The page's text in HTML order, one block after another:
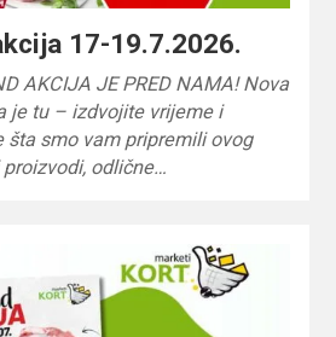
17-19.7.2026.
AKCIJA JE PRED NAMA! Nova
je tu – izdvojite vrijeme i
šta smo vam pripremili ovog
odlične…